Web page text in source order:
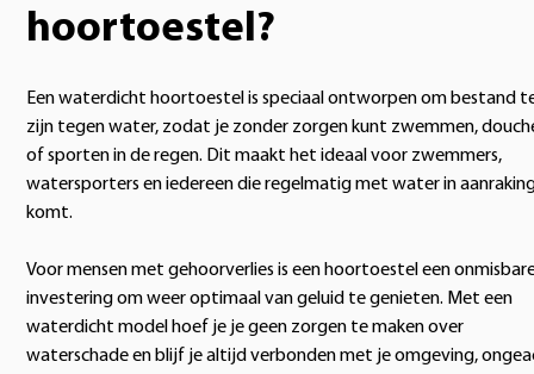
hoortoestel?
Een waterdicht hoortoestel is speciaal ontworpen om bestand
zijn tegen water, zodat je zonder zorgen kunt zwemmen,
of sporten in de regen. Dit maakt het ideaal voor zwemmers,
watersporters en iedereen die regelmatig met water in
komt.
Voor mensen met gehoorverlies is een hoortoestel een
investering om weer optimaal van geluid te genieten. Met een
waterdicht model hoef je je geen zorgen te maken over
waterschade en blijf je altijd verbonden met je omgeving,